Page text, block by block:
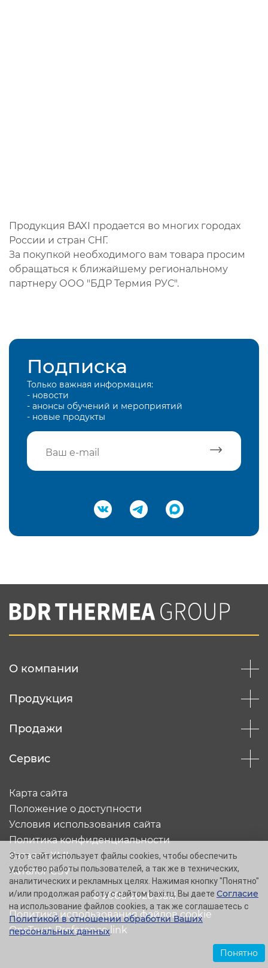
Продукция BAXI продается во многих городах
России и стран СНГ.
За покупкой необходимого вам товара просим
обращаться к ближайшему региональному
партнеру ООО "БДР Термия РУС".
Подписка
Только важная информация:
- новости
- анонсы обучений и мероприятий
- новые продукты
Подтвердить e-mail
Вы соглашаетесь с нашей политикой
конфеденциальности
О компании
Продукция
Продажи
Сервис
© 2005-2026 Baxi
Карта сайта
Положение о доступности
Условия использования сайта
Политика конфиденциальности
Каталог XML
Каталог CSV
Политика использования файлов cookie
OneTrust Preference link
Этот сайт использует файлы cookies, чтобы обеспечить
удобство работы пользователей, а так же в технических,
аналитических и рекламных целях. Нажимая кнопку "Понятно"
и/или продолжая работу с сайтом baxi.ru, Вы даете Согласие
на использование файлов cookies, а так же соглашаетесь с
Политикой в отношении обработки Ваших
персональных данных.
Понятно